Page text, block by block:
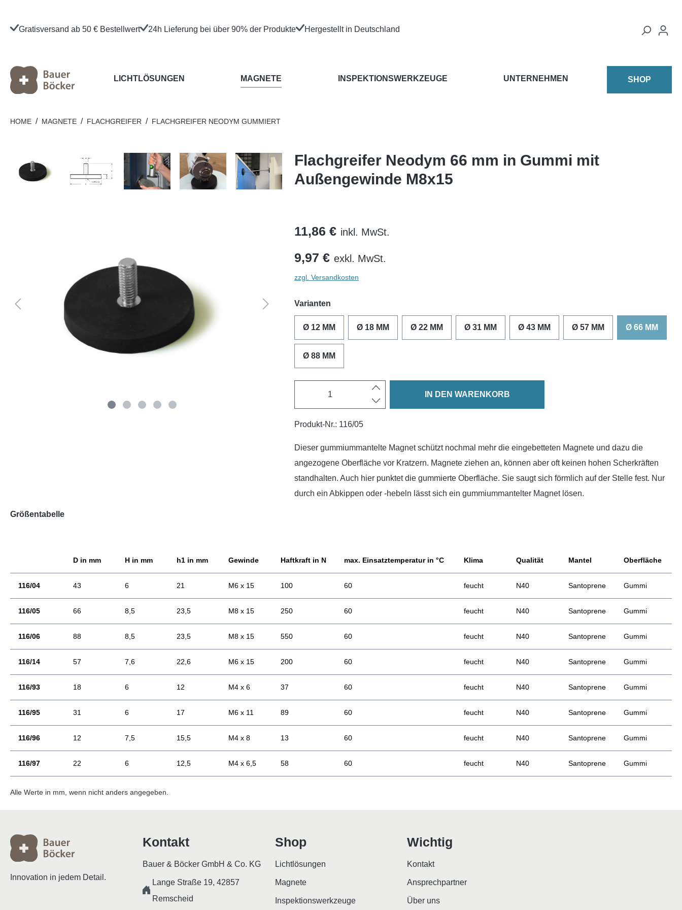
Gratisversand ab 50 € Bestellwert 24h Lieferung bei über 90% der Produkte Hergestellt in Deutschland
SHOP
LICHTLÖSUNGEN MAGNETE INSPEKTIONSWERKZEUGE UNTERNEHMEN
HOME / MAGNETE / FLACHGREIFER / FLACHGREIFER NEODYM GUMMIERT
Flachgreifer Neodym 66 mm in Gummi mit
Außengewinde M8x15
11,86 € inkl. MwSt.
9,97 € exkl. MwSt.
zzgl. Versandkosten
Varianten
Ø 12 MM Ø 18 MM Ø 22 MM Ø 31 MM Ø 43 MM Ø 57 MM Ø 66 MM
Ø 88 MM
IN DEN WARENKORB
Produkt-Nr.: 116/05
Dieser gummiummantelte Magnet schützt nochmal mehr die eingebetteten Magnete und dazu die
angezogene Oberfläche vor Kratzern. Magnete ziehen an, können aber oft keinen hohen Scherkräften
standhalten. Auch hier punktet die gummierte Oberfläche. Sie saugt sich förmlich auf der Stelle fest. Nur
durch ein Abkippen oder -hebeln lässt sich ein gummiummantelter Magnet lösen.
Größentabelle
D in mm H in mm h1 in mm Gewinde Haftkraft in N max. Einsatztemperatur in °C Klima Qualität Mantel Oberfläche
116/04 43 6 21 M6 x 15 100 60 feucht N40 Santoprene Gummi
116/05 66 8,5 23,5 M8 x 15 250 60 feucht N40 Santoprene Gummi
116/06 88 8,5 23,5 M8 x 15 550 60 feucht N40 Santoprene Gummi
116/14 57 7,6 22,6 M6 x 15 200 60 feucht N40 Santoprene Gummi
116/93 18 6 12 M4 x 6 37 60 feucht N40 Santoprene Gummi
116/95 31 6 17 M6 x 11 89 60 feucht N40 Santoprene Gummi
116/96 12 7,5 15,5 M4 x 8 13 60 feucht N40 Santoprene Gummi
116/97 22 6 12,5 M4 x 6,5 58 60 feucht N40 Santoprene Gummi
Alle Werte in mm, wenn nicht anders angegeben.
Innovation in jedem Detail.
Kontakt
Bauer & Böcker GmbH & Co. KG
Lange Straße 19, 42857
Remscheid
Shop
Lichtlösungen
Magnete
Inspektionswerkzeuge
Wichtig
Kontakt
Ansprechpartner
Über uns